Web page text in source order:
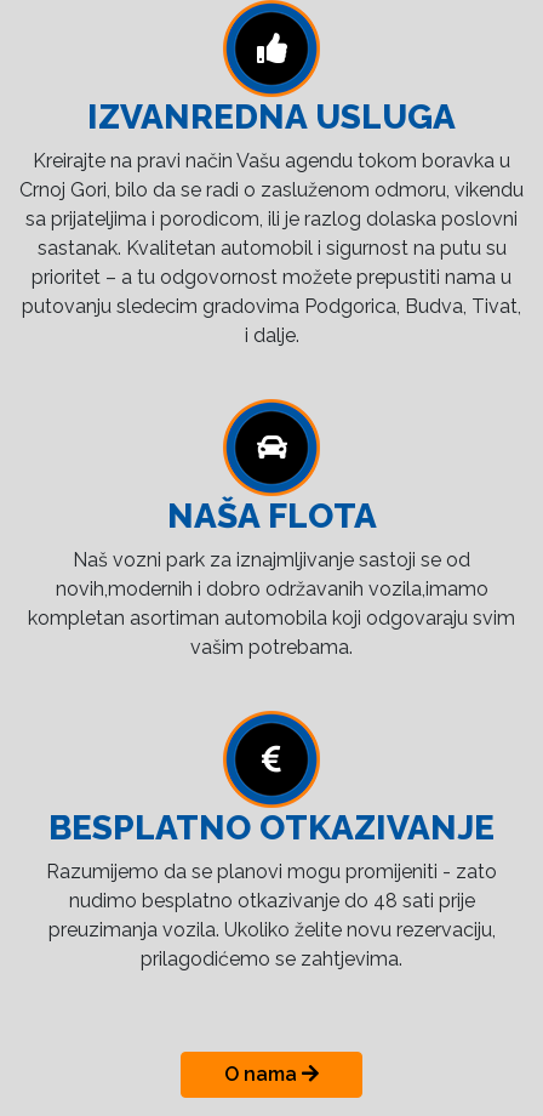
IZVANREDNA USLUGA
Kreirajte na pravi način Vašu agendu tokom boravka u
Crnoj Gori, bilo da se radi o zasluženom odmoru, vikendu
sa prijateljima i porodicom, ili je razlog dolaska poslovni
sastanak. Kvalitetan automobil i sigurnost na putu su
prioritet – a tu odgovornost možete prepustiti nama u
putovanju sledecim gradovima Podgorica, Budva, Tivat,
i dalje.
NAŠA FLOTA
Naš vozni park za iznajmljivanje sastoji se od
novih,modernih i dobro održavanih vozila,imamo
kompletan asortiman automobila koji odgovaraju svim
vašim potrebama.
BESPLATNO OTKAZIVANJE
Razumijemo da se planovi mogu promijeniti - zato
nudimo besplatno otkazivanje do 48 sati prije
preuzimanja vozila. Ukoliko želite novu rezervaciju,
prilagodićemo se zahtjevima.
O nama